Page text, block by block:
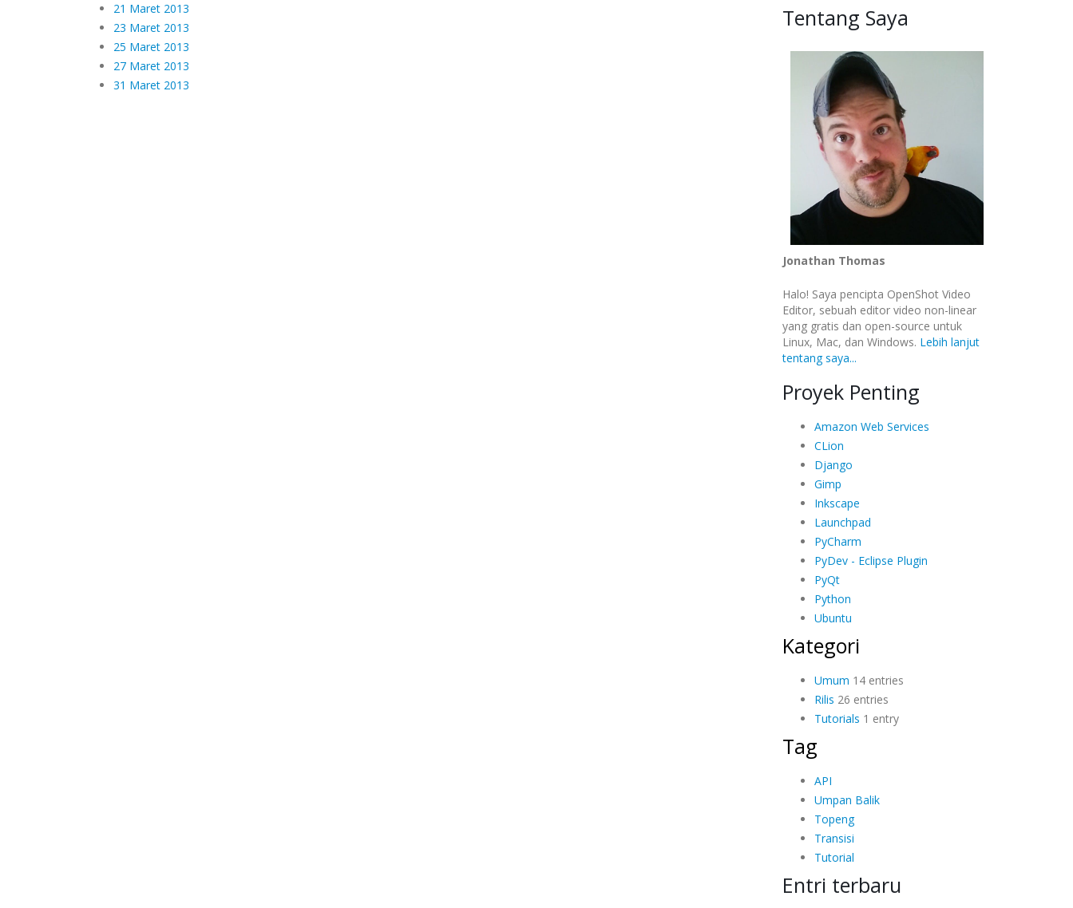
21 Maret 2013
23 Maret 2013
25 Maret 2013
27 Maret 2013
31 Maret 2013
Tentang Saya
Jonathan Thomas
Halo! Saya pencipta OpenShot Video
Editor, sebuah editor video non-linear
yang gratis dan open-source untuk
Linux, Mac, dan Windows. Lebih lanjut
tentang saya...
Proyek Penting
Amazon Web Services
CLion
Django
Gimp
Inkscape
Launchpad
PyCharm
PyDev - Eclipse Plugin
PyQt
Python
Ubuntu
Kategori
Umum 14 entries
Rilis 26 entries
Tutorials 1 entry
Tag
API
Umpan Balik
Topeng
Transisi
Tutorial
Entri terbaru